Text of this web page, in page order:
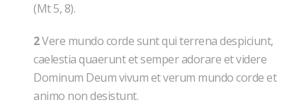
(Mt 5, 8).
2Vere mundo corde sunt qui terrena despiciunt,
caelestia quaerunt et semper adorare et videre
Dominum Deum vivum et verum mundo corde et
animo non desistunt.